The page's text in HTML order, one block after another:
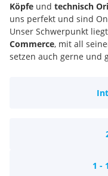
Köpfe und technisch
uns perfekt und sind
Unser Schwerpunkt
Commerce, mit all
setzen auch gerne und
1 -